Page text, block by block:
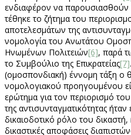
ενδιαφέρον να παρουσιασθούν
τέθηκε το ζήτημα του
αποτελεσμάτων της
νομολογία του Ανωτάτου
Ηνωμένων Πολιτειών[6], παρά
το Συμβούλιο της Επικρατείας[7]
(ομοσπονδιακή) έννομη τάξη ο
νομολογιακού προηγουμένου
ερώτημα για τον περιορισμό
της αντισυνταγματικότητας
δικαιοδοτικό ρόλο του
δικαστικές αποφάσεις